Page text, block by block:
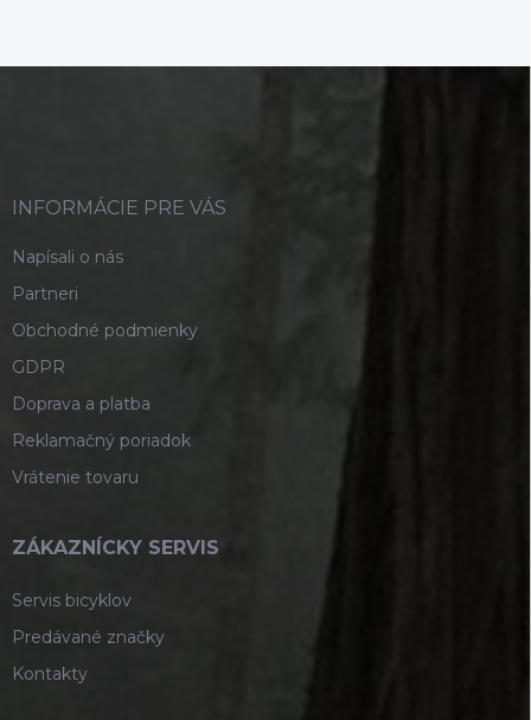
INFORMÁCIE PRE VÁS
Napísali o nás
Partneri
Obchodné podmienky
GDPR
Doprava a platba
Reklamačný poriadok
Vrátenie tovaru
ZÁKAZNÍCKY SERVIS
Servis bicyklov
Predávané značky
Kontakty